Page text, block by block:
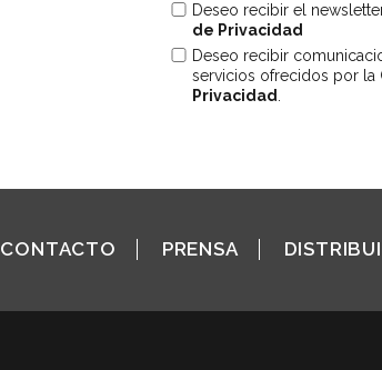
Deseo recibir el
de Privacidad
Deseo recibir
servicios ofrecidos por la
Privacidad
CONTACTO PRENSA